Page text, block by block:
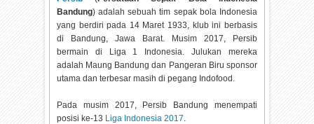
Bandung) adalah sebuah tim sepak bola Indonesia
yang berdiri pada 14 Maret 1933, klub ini berbasis
di Bandung, Jawa Barat. Musim 2017, Persib
bermain di Liga 1 Indonesia. Julukan mereka
adalah Maung Bandung dan Pangeran Biru sponsor
utama dan terbesar masih di pegang Indofood.
Pada musim 2017, Persib Bandung menempati
posisi ke-13 Liga Indonesia 2017